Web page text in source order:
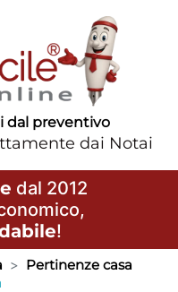
dal preventivo
dai Notai
dal 2012
!
Pertinenze casa